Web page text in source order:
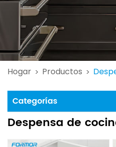
Hogar > Productos >
Categorías
Despensa de